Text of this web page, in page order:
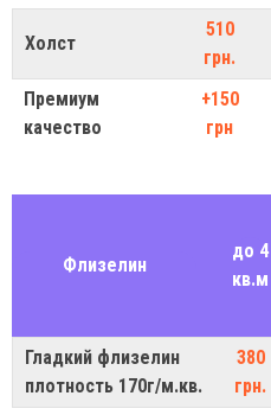
Холст
510
грн.
Премиум
качество
+150
грн
Флизелин
до 4
кв.м
Гладкий флизелин
плотность 170г/м.кв.
380
грн.